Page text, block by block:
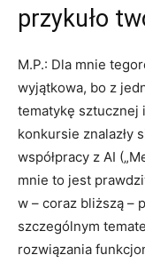
przykuło
M.P.: Dla mnie
wyjątkowa, bo z
tematykę sztucznej
konkursie znalazły
współpracy z AI
mnie to jest
w – coraz bliższą –
szczególnym
rozwiązania